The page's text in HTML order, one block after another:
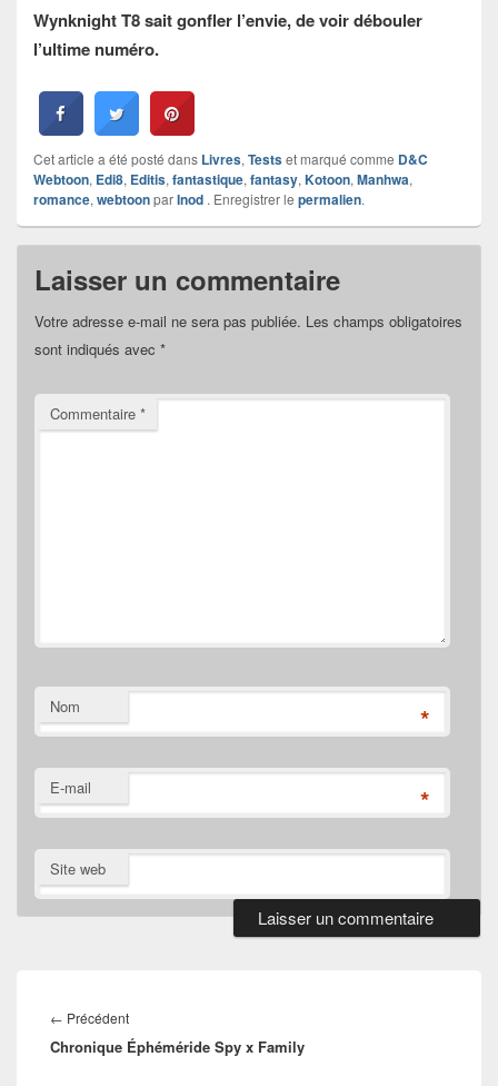
Wynknight T8 sait gonfler l’envie, de voir débouler
l’ultime numéro.
Cet article a été posté dans Livres, Testset marqué comme D&C
Webtoon, Edi8, Editis, fantastique, fantasy, Kotoon, Manhwa,
romance, webtoonparInod . Enregistrer le permalien.
Laisser un commentaire
Votre adresse e-mail ne sera pas publiée. Les champs obligatoires
sont indiqués avec *
Commentaire *
Nom *
E-mail *
Site web
de
l’article
← PrécédentArticle
précédent :
Chronique Éphéméride Spy x Family